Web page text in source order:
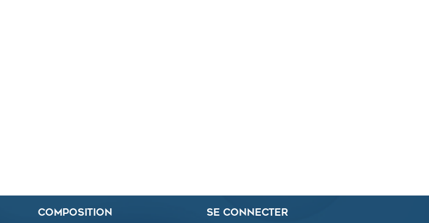
Composition Se connecter